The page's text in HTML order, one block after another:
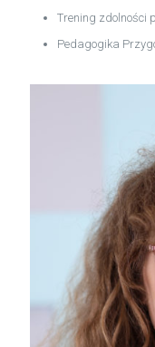
Trening zdolności
Pedagogika